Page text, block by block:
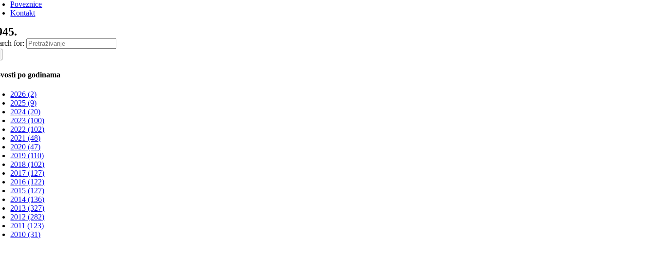
Poveznice
Kontakt
for:
po godinama
2026 (2)
2025 (9)
2024 (20)
2023 (100)
2022 (102)
2021 (48)
2020 (47)
2019 (110)
2018 (102)
2017 (127)
2016 (122)
2015 (127)
2014 (136)
2013 (327)
2012 (282)
2011 (123)
2010 (31)